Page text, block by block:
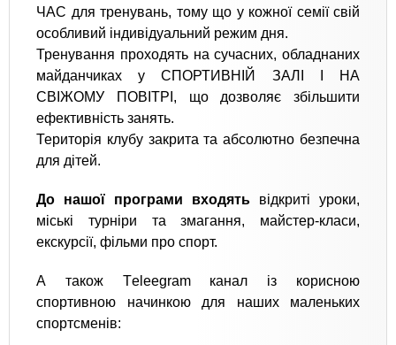
ЧАС для тренувань, тому що у кожної семії свій
особливий індивідуальний режим дня.
Тренування проходять на сучасних, обладнаних
майданчиках у СПОРТИВНІЙ ЗАЛІ І НА
СВІЖОМУ ПОВІТРІ, що дозволяє збільшити
ефективність занять.
Територія клубу закрита та абсолютно безпечна
для дітей.
До нашої програми входять відкриті уроки,
міські турніри та змагання, майстер-класи,
екскурсії, фільми про спорт.
А також Тeleеgram канал із корисною
спортивною начинкою для наших маленьких
спортсменів: